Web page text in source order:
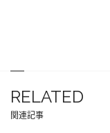
RELATED
関連記事